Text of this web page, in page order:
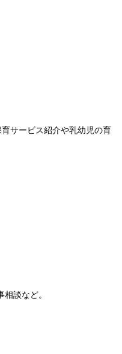
サービス紹介や乳幼児の育
談など。